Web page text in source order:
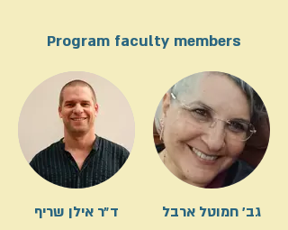
Program faculty members
גב׳ חמוטל ארבל ד״ר אילן שריף